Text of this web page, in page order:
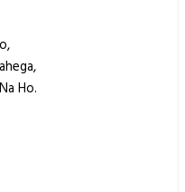
Ho.